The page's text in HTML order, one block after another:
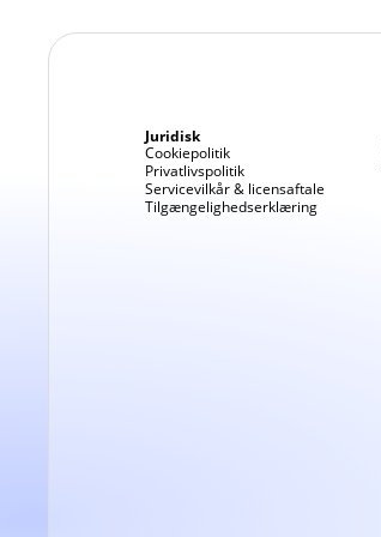
Juridisk
Cookiepolitik
Privatlivspolitik
Servicevilkår & licensaftale
Tilgængelighedserklæring